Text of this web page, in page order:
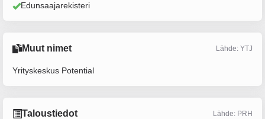
Edunsaajarekisteri
Muut nimet Lähde: YTJ
Yrityskeskus Potential
Taloustiedot Lähde: PRH